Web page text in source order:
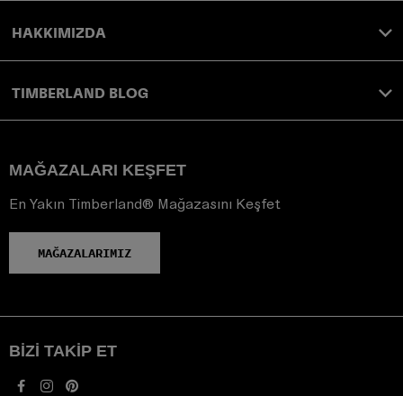
HAKKIMIZDA
TIMBERLAND BLOG
MAĞAZALARI KEŞFET
En Yakın Timberland® Mağazasını Keşfet
MAĞAZALARIMIZ
BIZI TAKIP ET